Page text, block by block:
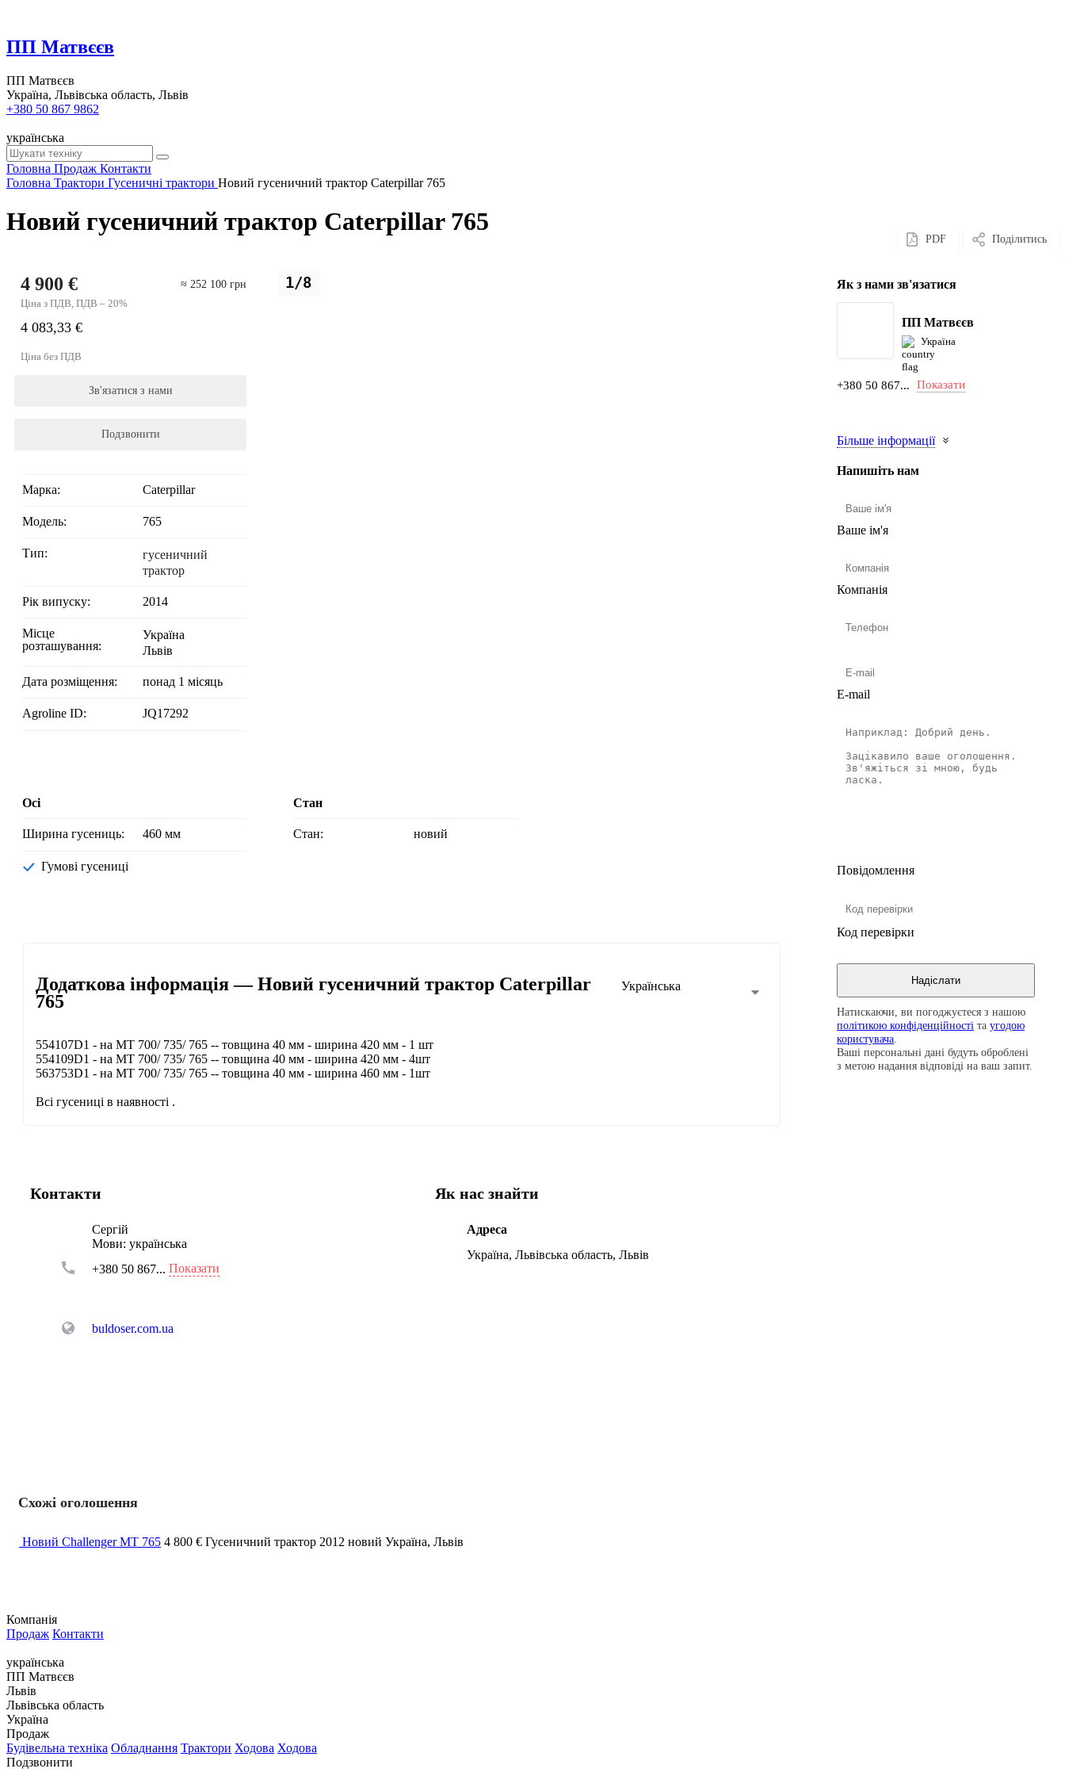
ПП Матвєєв
ПП Матвєєв
Україна, Львівська область, Львів
+380 50 867 9862
українська
Головна Продаж Контакти
Головна Трактори Гусеничні трактори Новий гусеничний трактор Caterpillar 765
Новий гусеничний трактор Caterpillar 765
PDF Поділитись
1/8
4 900 €
Ціна з ПДВ, ПДВ – 20%
≈ 252 100 грн
4 083,33 €
Ціна без ПДВ
Зв'язатися з нами
Подзвонити
Марка: Caterpillar
Модель: 765
Тип:
гусеничний
трактор
Рік випуску: 2014
Місце
розташування:
Україна
Львів
Дата розміщення: понад 1 місяць
Agroline ID: JQ17292
Осі
Ширина гусениць: 460 мм
Гумові гусениці
Стан
Стан: новий
Додаткова інформація — Новий гусеничний трактор Caterpillar
765
Українська
554107D1 - на МТ 700/ 735/ 765 -- товщина 40 мм - ширина 420 мм - 1 шт
554109D1 - на МТ 700/ 735/ 765 -- товщина 40 мм - ширина 420 мм - 4шт
563753D1 - на МТ 700/ 735/ 765 -- товщина 40 мм - ширина 460 мм - 1шт
Всі гусениці в наявності .
Як з нами зв'язатися
ПП Матвєєв
Україна
+380 50 867... Показати
Більше інформації
Напишіть нам
Ваше ім'я
Компанія
E-mail
Повідомлення
Код перевірки
Натискаючи, ви погоджуєтеся з нашою
політикою конфіденційності та угодою
користувача
Ваші персональні дані будуть оброблені
з метою надання відповіді на ваш запит.
Контакти
Сергій
Мови: українська
+380 50 867... Показати
buldoser.com.ua
Як нас знайти
Адреса
Україна, Львівська область, Львів
Схожі оголошення
Новий Challenger MT 765 4 800 € Гусеничний трактор 2012 новий Україна, Львів
Компанія
Продаж Контакти
українська
ПП Матвєєв
Львів
Львівська область
Україна
Продаж
Будівельна техніка Обладнання Трактори Ходова Ходова
Подзвонити